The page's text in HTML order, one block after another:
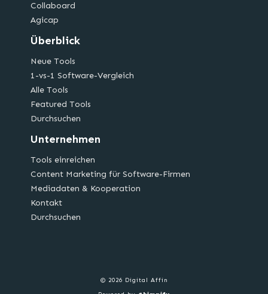
Collaboard
Agicap
Überblick
Neue Tools
1-vs-1 Software-Vergleich
Alle Tools
Featured Tools
Durchsuchen
Unternehmen
Tools einreichen
Content Marketing für Software-Firmen
Mediadaten & Kooperation
Kontakt
Durchsuchen
© 2026 Digital Affin